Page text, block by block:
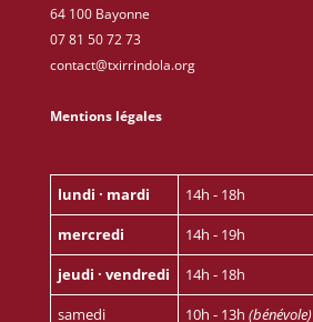
64 100 Bayonne
07 81 50 72 73
contact@txirrindola.org
Mentions légales
lundi · mardi
14h - 18h
mercredi
14h - 19h
jeudi · vendredi
14h - 18h
samedi
10h - 13h(bénévole)